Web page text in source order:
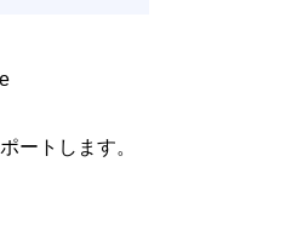
ートします。